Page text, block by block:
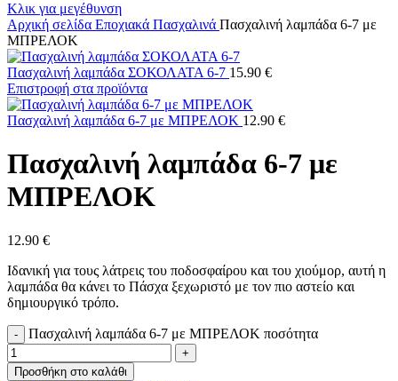
Κλικ για μεγέθυνση
Αρχική σελίδα Εποχιακά Πασχαλινά Πασχαλινή λαμπάδα 6-7 με
ΜΠΡΕΛΟΚ
Πασχαλινή λαμπάδα ΣΟΚΟΛΑΤΑ 6-7 15.90 €
Επιστροφή στα προϊόντα
Πασχαλινή λαμπάδα 6-7 με ΜΠΡΕΛΟΚ 12.90 €
Πασχαλινή λαμπάδα 6-7 με
ΜΠΡΕΛΟΚ
12.90 €
Ιδανική για τους λάτρεις του ποδοσφαίρου και του χιούμορ, αυτή η
λαμπάδα θα κάνει το Πάσχα ξεχωριστό με τον πιο αστείο και
δημιουργικό τρόπο.
Πασχαλινή λαμπάδα 6-7 με ΜΠΡΕΛΟΚ ποσότητα
Προσθήκη στο καλάθι